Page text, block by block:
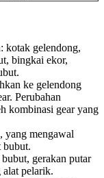
kotak gelendong,
bingkai ekor,
ke gelendong
Perubahan
kombinasi gear yang
yang mengawal
bubut.
gerakan putar
alat pelarik.